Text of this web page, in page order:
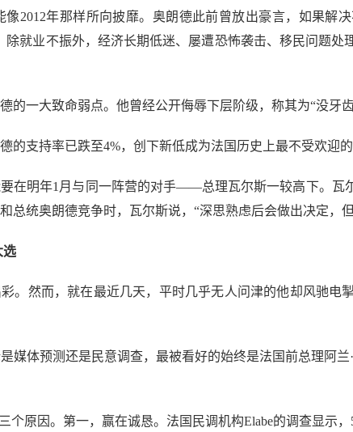
年那样所向披靡。奥朗德此前曾放出豪言，如果解决
除就业不振外，经济长期低迷、屡遭恐怖袭击、移民问题
一大致命弱点。他曾经公开侮辱下层阶级，称其为“没牙齿
支持率已跌至4%，创下新低成为法国历史上最不受欢迎的
明年1月与同一阵营的对手——总理瓦尔斯一较高下。瓦
总统奥朗德竞争时，瓦尔斯说，“深思熟虑后会做出决定，
选
然而，就在最近几天，平时几乎无人问津的他却风驰电
体预测还是民意调查，最被看好的始终是法国前总理阿兰
原因。第一，赢在诚恳。法国民调机构Elabe的调查显示，